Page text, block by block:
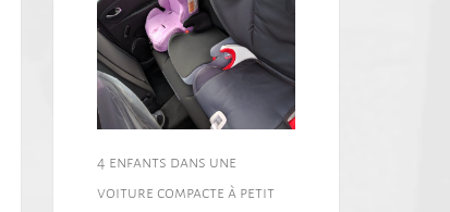
4 enfants dans une
voiture compacte à petit